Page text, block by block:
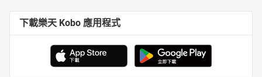
下載樂天 Kobo 應用程式